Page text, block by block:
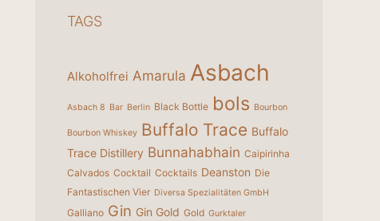
TAGS
Alkoholfrei Amarula Asbach
Asbach 8 Bar Berlin Black Bottle bols Bourbon
Bourbon Whiskey Buffalo Trace Buffalo
Trace Distillery Bunnahabhain Caipirinha
Calvados Cocktail Cocktails Deanston Die
Fantastischen Vier Diversa Spezialitäten GmbH
Galliano Gin Gin Gold Gold Gurktaler